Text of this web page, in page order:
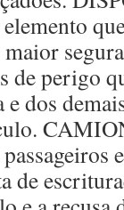
de perigo
dos
de